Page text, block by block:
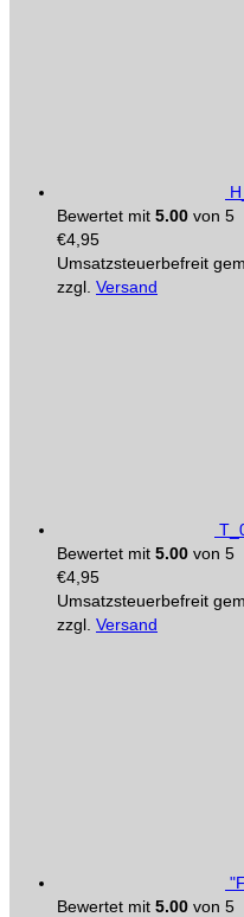
Bewertet mit 5.00 von 5
€4,95
Umsatzsteuerbefreit
zzgl. Versand
Bewertet mit 5.00 von 5
€4,95
Umsatzsteuerbefreit
zzgl. Versand
Bewertet mit 5.00 von 5